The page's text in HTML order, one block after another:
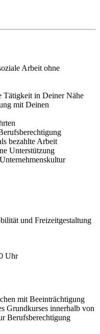
Arbeit ohne
Tätigkeit in Deiner Nähe
mit Deinen
bezahlte Arbeit
Unterstützung
und Freizeitgestaltung
Uhr
mit Beeinträchtigung
Grundkurses innerhalb von
Berufsberechtigung